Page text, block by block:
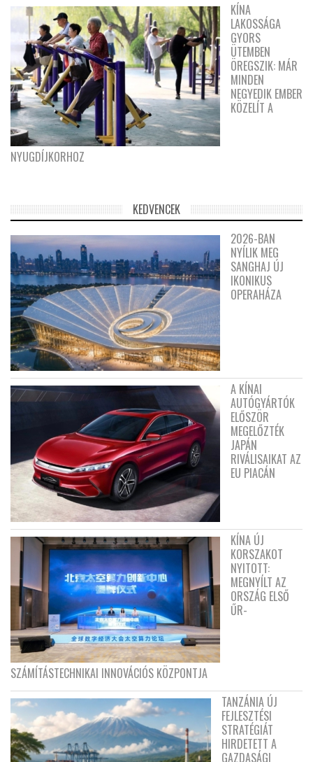
KÍNA
LAKOSSÁGA
GYORS
ÜTEMBEN
ÖREGSZIK: MÁR
MINDEN
NEGYEDIK EMBER
KÖZELÍT A
NYUGDÍJKORHOZ
KEDVENCEK
2026-BAN
NYÍLIK MEG
SANGHAJ ÚJ
IKONIKUS
OPERAHÁZA
A KÍNAI
AUTÓGYÁRTÓK
ELŐSZÖR
MEGELŐZTÉK
JAPÁN
RIVÁLISAIKAT AZ
EU PIACÁN
KÍNA ÚJ
KORSZAKOT
NYITOTT:
MEGNYÍLT AZ
ORSZÁG ELSŐ
ŰR-
SZÁMÍTÁSTECHNIKAI INNOVÁCIÓS KÖZPONTJA
TANZÁNIA ÚJ
FEJLESZTÉSI
STRATÉGIÁT
HIRDETETT A
GAZDASÁGI